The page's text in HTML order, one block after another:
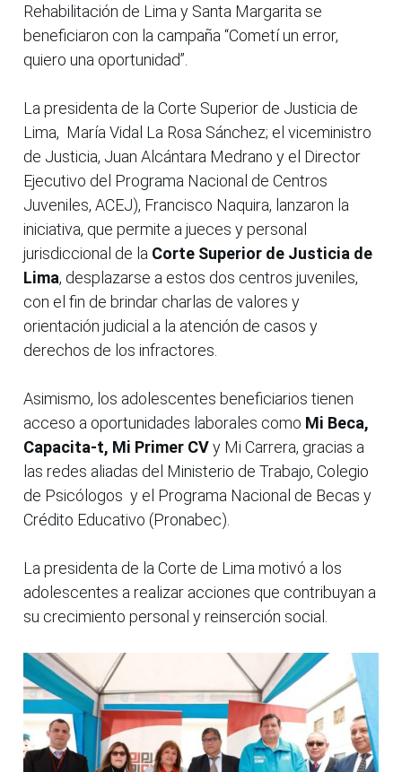
Rehabilitación de Lima y Santa Margarita se
beneficiaron con la campaña “Cometí un error,
quiero una oportunidad”.
La presidenta de la Corte Superior de Justicia de
Lima, María Vidal La Rosa Sánchez; el viceministro
de Justicia, Juan Alcántara Medrano y el Director
Ejecutivo del Programa Nacional de Centros
Juveniles, ACEJ), Francisco Naquira, lanzaron la
iniciativa, que permite a jueces y personal
jurisdiccional de la Corte Superior de Justicia de
Lima, desplazarse a estos dos centros juveniles,
con el fin de brindar charlas de valores y
orientación judicial a la atención de casos y
derechos de los infractores.
Asimismo, los adolescentes beneficiarios tienen
acceso a oportunidades laborales como Mi Beca,
Capacita-t, Mi Primer CVy Mi Carrera, gracias a
las redes aliadas del Ministerio de Trabajo, Colegio
de Psicólogos y el Programa Nacional de Becas y
Crédito Educativo (Pronabec).
La presidenta de la Corte de Lima motivó a los
adolescentes a realizar acciones que contribuyan a
su crecimiento personal y reinserción social.